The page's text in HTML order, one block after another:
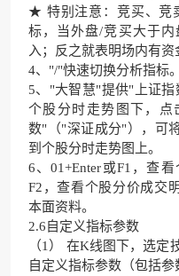
★ 特别注意：竞买、竞
标，当外盘/竞买大于
入；反之就表明场内有资
4、"/"快速切换分析指标。
5、"大智慧"提供"上证
个股分时走势图下，
数"（"深证成分"），可
到个股分时走势图上。
6、01+Enter或F1，查
F2，查看个股分价成交
本面资料。
2.6自定义指标参数
（1） 在K线图下，选定
自定义指标参数（包括参